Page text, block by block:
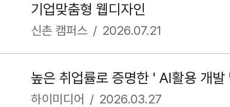
기업맞춤형 웹디자인
신촌 캠퍼스 / 2026.07.21
하이미디어 / 2026.03.27